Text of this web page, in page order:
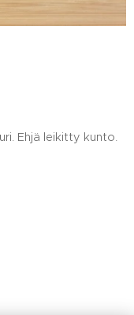
Ehjä leikitty kunto.